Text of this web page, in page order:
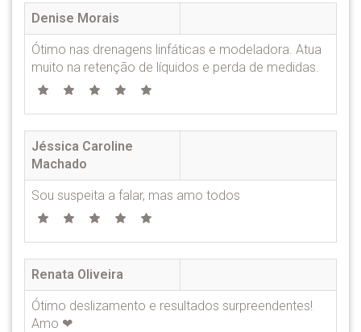
Denise Morais
Ótimo nas drenagens linfáticas e modeladora. Atua
muito na retenção de líquidos e perda de medidas.
Jéssica Caroline
Machado
Sou suspeita a falar, mas amo todos
Renata Oliveira
Ótimo deslizamento e resultados surpreendentes!
Amo ❤